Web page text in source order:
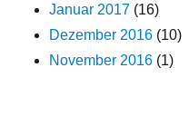
Januar 2017 (16)
Dezember 2016 (10)
November 2016 (1)